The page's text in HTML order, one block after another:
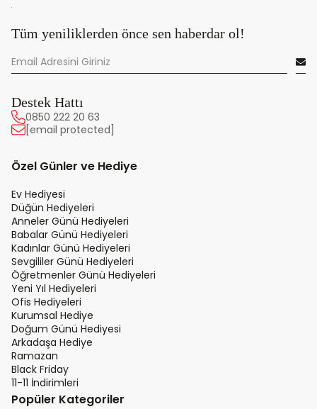
Tüm yeniliklerden önce sen haberdar ol!
Destek Hattı
0850 222 20 63
[email protected]
Özel Günler ve Hediye
Ev Hediyesi
Düğün Hediyeleri
Anneler Günü Hediyeleri
Babalar Günü Hediyeleri
Kadınlar Günü Hediyeleri
Sevgililer Günü Hediyeleri
Öğretmenler Günü Hediyeleri
Yeni Yıl Hediyeleri
Ofis Hediyeleri
Kurumsal Hediye
Doğum Günü Hediyesi
Arkadaşa Hediye
Ramazan
Black Friday
11-11 İndirimleri
Popüler Kategoriler